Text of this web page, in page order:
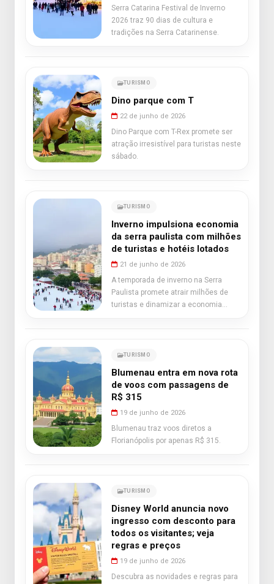
Serra Catarina Festival de Inverno
2026 traz 90 dias de cultura e
tradições na Serra Catarinense.
TURISMO
Dino parque com T
22 de junho de 2026
Dino Parque com T-Rex promete ser
atração irresistível para turistas neste
sábado.
TURISMO
Inverno impulsiona economia
da serra paulista com milhões
de turistas e hotéis lotados
21 de junho de 2026
A temporada de inverno na Serra
Paulista promete atrair milhões de
turistas e dinamizar a economia
TURISMO
Blumenau entra em nova rota
de voos com passagens de
R$ 315
19 de junho de 2026
Blumenau traz voos diretos a
Florianópolis por apenas R$ 315.
TURISMO
Disney World anuncia novo
ingresso com desconto para
todos os visitantes; veja
regras e preços
19 de junho de 2026
Descubra as novidades e regras para